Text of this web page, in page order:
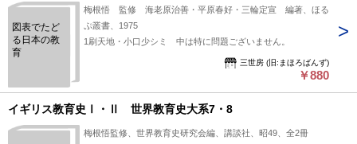
図表でたど
る日本の教
育
梅根悟 監修 海老原治善・平原春好・三輪定宣 編著、ほる
ぷ叢書、1975
1刷天地・小口少シミ 中は特に問題ございません。
三世房 (旧:まほろばんず)
￥880
イギリス教育史Ⅰ・Ⅱ 世界教育史大系7・8
梅根悟監修、世界教育史研究会編、講談社、昭49、全2冊